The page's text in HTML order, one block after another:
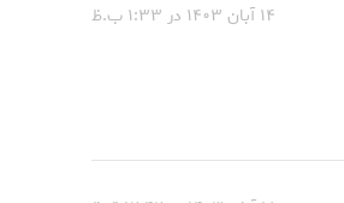
۱۴ آبان ۱۴۰۳ در ۱:۳۳ ب.ظ